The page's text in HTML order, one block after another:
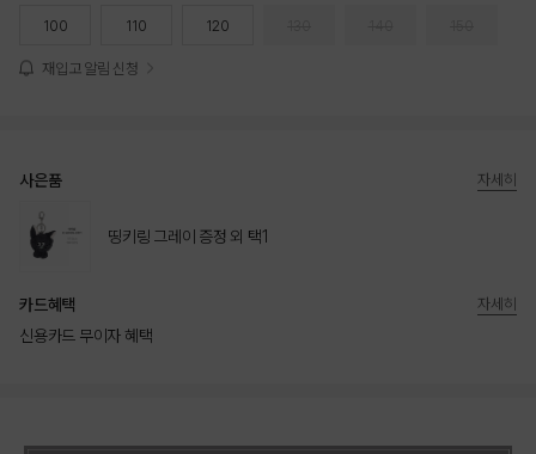
100 110 120
재입고 알림 신청
사은품
띵키링 그레이 증정 외 택1
자세히
카드혜택
신용카드 무이자 혜택
자세히